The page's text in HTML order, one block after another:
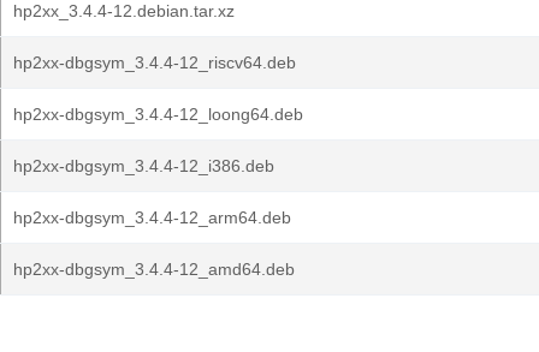
hp2xx_3.4.4-12.debian.tar.xz
hp2xx-dbgsym_3.4.4-12_riscv64.deb
hp2xx-dbgsym_3.4.4-12_loong64.deb
hp2xx-dbgsym_3.4.4-12_i386.deb
hp2xx-dbgsym_3.4.4-12_arm64.deb
hp2xx-dbgsym_3.4.4-12_amd64.deb